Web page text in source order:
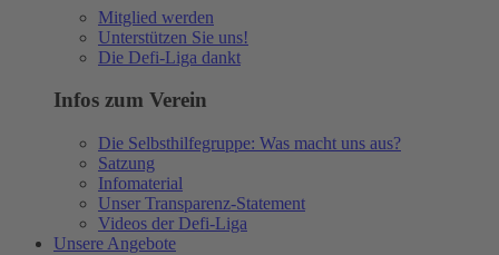
Mitglied werden
Unterstützen Sie uns!
Die Defi-Liga dankt
Infos zum Verein
Die Selbsthilfegruppe: Was macht uns aus?
Satzung
Infomaterial
Unser Transparenz-Statement
Videos der Defi-Liga
Unsere Angebote